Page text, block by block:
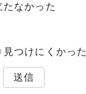
たなかった
見つけにくかった
送信